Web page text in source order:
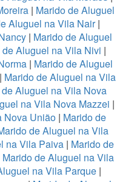
| Marido de Aluguel
Aluguel na Vila Nair|
| Marido de Aluguel
de Aluguel na Vila Nivi |
| Marido de Aluguel
| Marido de Aluguel na Vila
Aluguel na Vila Nova
na Vila Nova Mazzei |
Nova União | Marido de
de Aluguel na Vila
na Vila Paiva| Marido de
Marido de Aluguel na Vila
na Vila Parque|